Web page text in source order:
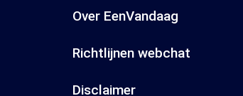
Over EenVandaag
Richtlijnen webchat
Disclaimer